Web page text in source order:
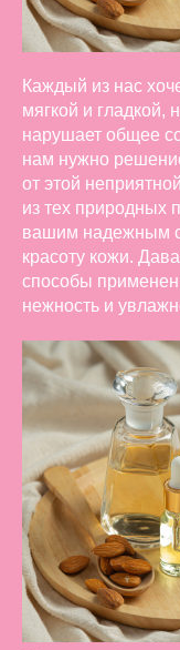
Каждый из нас
мягкой и гладкой,
нарушает общее
нам нужно
от этой
из тех природных
вашим надежным
красоту кожи.
способы
нежность и